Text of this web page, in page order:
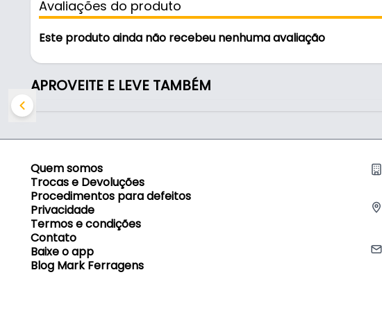
- Acabamento: Cromado
- Indicada para porta de: Vidro
- Folha da porta: Até 12 Mm
- Forma do cilindro: Oval
- Para porta de: Basculante
- Comprimento dos cilindros unidos: 61 Mm
- 01 Máquina - Stam.
- 02 Tambores.
- 02 Chaves.
Avaliações do produto
Este produto ainda não recebeu nenhuma avaliação
APROVEITE E LEVE TAMBÉM
Quem somos
Trocas e Devoluções
Procedimentos para defeitos
Privacidade
Termos e condições
Contato
Baixe o app
Blog Mark Ferragens